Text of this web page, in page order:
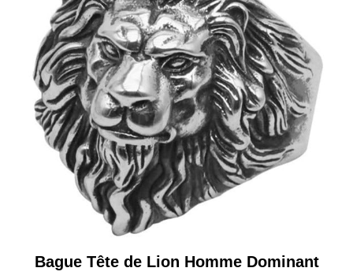
Bague Tête de Lion Homme Dominant